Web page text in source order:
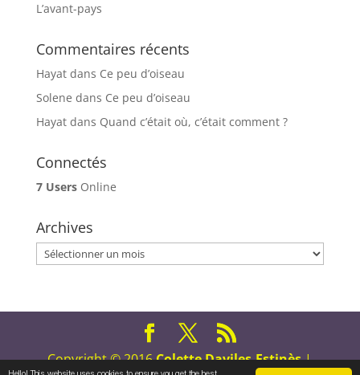
L’avant-pays
Commentaires récents
Hayatdans Ce peu d’oiseau
Solene dans Ce peu d’oiseau
Hayatdans Quand c’était où, c’était comment ?
Connectés
7 UsersOnline
Archives
Archives
Copyright © 2016Colette Daviles-Estinès|